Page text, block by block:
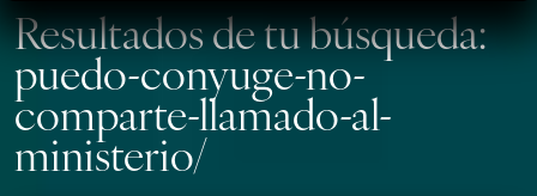
c
Resultados de tu búsqueda:
puedo-conyuge-no-
comparte-llamado-al-
ministerio/